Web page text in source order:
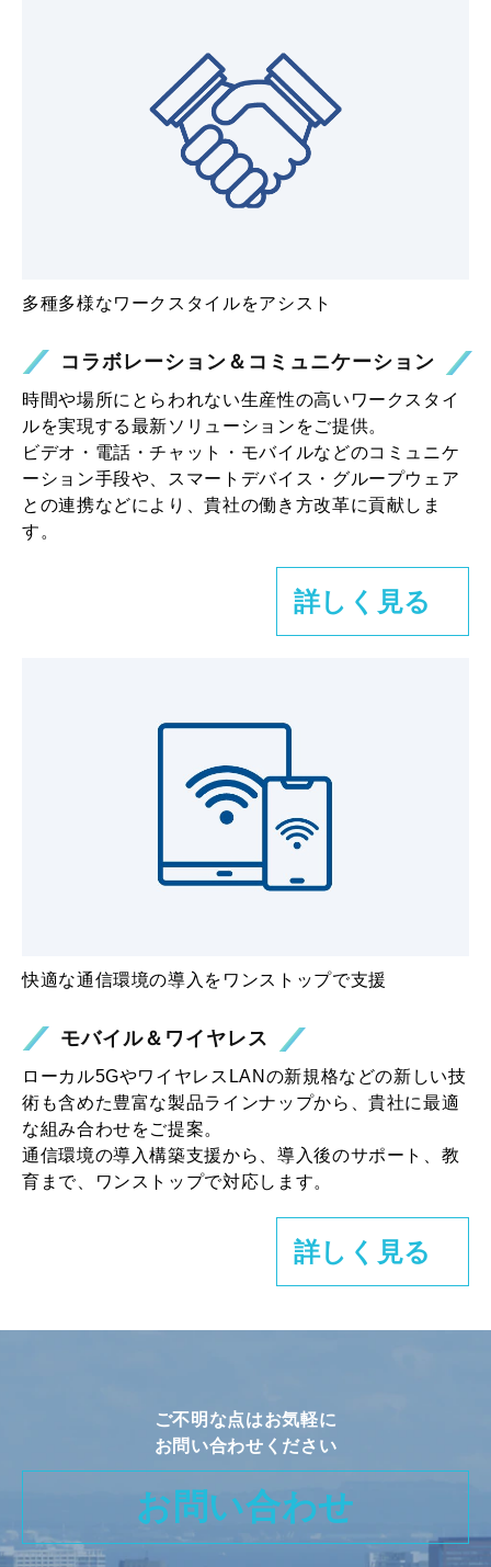
多種多様なワークスタイルをアシスト
コラボレーション＆コミュニケーション
時間や場所にとらわれない生産性の高いワークスタイ
ルを実現する最新ソリューションをご提供。
ビデオ・電話・チャット・モバイルなどのコミュニケ
ーション手段や、スマートデバイス・グループウェア
との連携などにより、貴社の働き方改革に貢献しま
す。
詳しく見る
快適な通信環境の導入をワンストップで支援
モバイル＆ワイヤレス
ローカル5GやワイヤレスLANの新規格などの新しい技
術も含めた豊富な製品ラインナップから、貴社に最適
な組み合わせをご提案。
通信環境の導入構築支援から、導入後のサポート、教
育まで、ワンストップで対応します。
詳しく見る
ご不明な点はお気軽に
お問い合わせください
お問い合わせ